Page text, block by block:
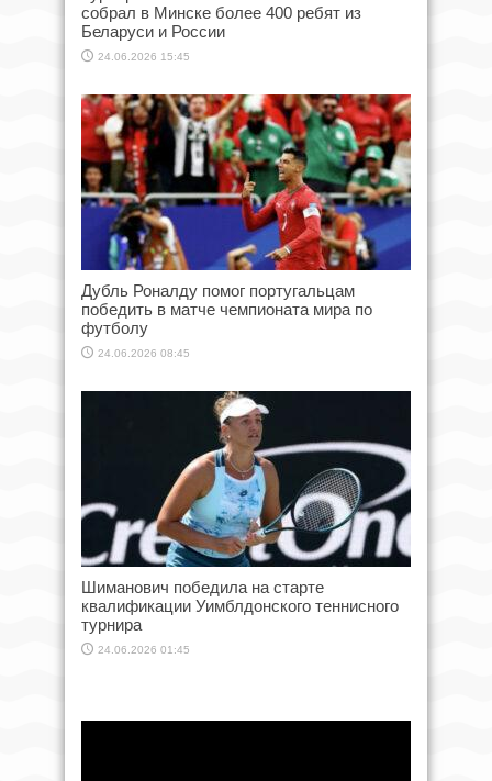
собрал в Минске более 400 ребят из
Беларуси и России
24.06.2026 15:45
Дубль Роналду помог португальцам
победить в матче чемпионата мира по
футболу
24.06.2026 08:45
Шиманович победила на старте
квалификации Уимблдонского теннисного
турнира
24.06.2026 01:45